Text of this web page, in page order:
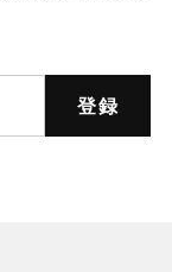
登録